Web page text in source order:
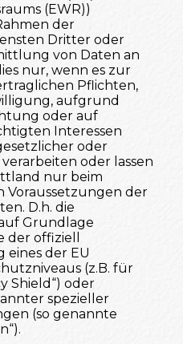
(EWR))
der
Dritter oder
von Daten an
nur, wenn es zur
Pflichten,
aufgrund
oder auf
Interessen
oder
oder lassen
nur beim
Voraussetzungen der
D.h. die
Grundlage
der offiziell
der EU
(z.B. für
Shield“) oder
spezieller
(so genannte